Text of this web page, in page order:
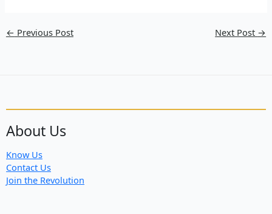
← Previous Post Next Post →
About Us
Know Us
Contact Us
Join the Revolution